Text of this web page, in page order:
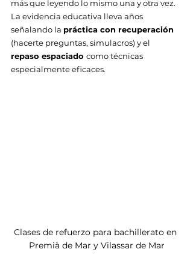
más que leyendo lo mismo una y otra vez.
La evidencia educativa lleva años
señalando la práctica con recuperación
(hacerte preguntas, simulacros) y el
repaso espaciado como técnicas
especialmente eficaces.
Clases de refuerzo para bachillerato en
Premià de Mar y Vilassar de Mar